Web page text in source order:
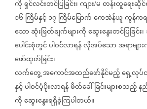
ကိုရှင်လင်းတင်ပြခြင်း၊ကျား/မတန်းတူရေးဆိုင်
၁၆ကြိမ်နှင့်၁၇ကြိမ်မြောက်ကေအဲန်ယူ-ကွန်က
သောဆုံးဖြတ်ချက်များကိုဆွေးနွေးတင်ပြခြင်း၊
ပေါင်းစုံတွင်ပါဝင်လာရန်လိုအပ်သောအရာမျာ
ဖော်ထုတ်ခြင်း၊
လက်တွေ့အကောင်အထည်ဖော်နိုင်မည့်ရှေ့လုပ်င
နှင့်ပါဝင်ပံ့ပိုးလာရန်ဖိတ်ခေါ်ခြင်းများစသည့်န
ကိုဆွေးနွေးရရှိခဲ့ကြပါတယ်။